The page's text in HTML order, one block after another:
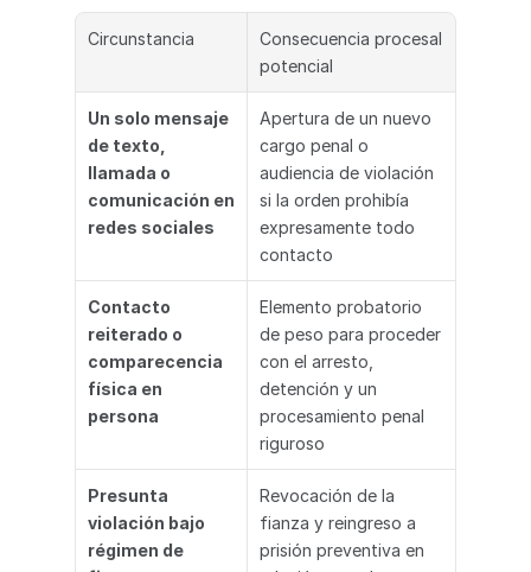
Circunstancia
Consecuencia procesal
potencial
Un solo mensaje
de texto,
llamada o
comunicación en
redes sociales
Apertura de un nuevo
cargo penal o
audiencia de violación
si la orden prohibía
expresamente todo
contacto
Contacto
reiterado o
comparecencia
física en
persona
Elemento probatorio
de peso para proceder
con el arresto,
detención y un
procesamiento penal
riguroso
Presunta
violación bajo
régimen de
Revocación de la
fianza y reingreso a
prisión preventiva en